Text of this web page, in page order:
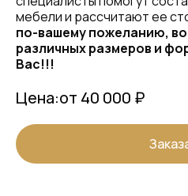
мебели и рассчитают ее
по-вашему пожеланию,
различных размеров и
Вас!!!
Цена:от 40 000 ₽